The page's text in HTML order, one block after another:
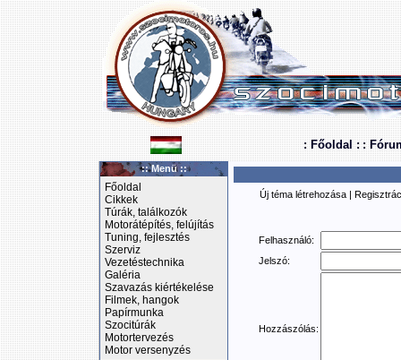
: Főoldal : :
:: Menü ::
Főoldal
Cikkek
Túrák, találkozók
Motorátépítés, felújítás
Tuning, fejlesztés
Szerviz
Vezetéstechnika
Galéria
Szavazás kiértékelése
Filmek, hangok
Papírmunka
Szocitúrák
Motortervezés
Motor versenyzés
Új téma létrehozása |
Felhasználó:
Jelszó:
Hozzászólás: